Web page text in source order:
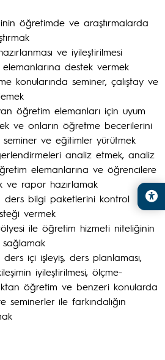
öğretimde ve araştırmalarda
ve iyileştirilmesi
destek vermek
konularında seminer, çalıştay ve
öğretim elemanları için uyum
ve onların öğretme becerilerini
ve eğitimler yürütmek
analiz etmek, analiz
elemanlarına ve öğrencilere
ve rapor hazırlamak
ders bilgi paketlerini kontrol
vermek
ile öğretim hizmeti niteliğinin
sağlamak
ders içi işleyiş, ders planlaması,
iyileştirilmesi, ölçme-
öğretim ve benzeri konularda
seminerler ile farkındalığın